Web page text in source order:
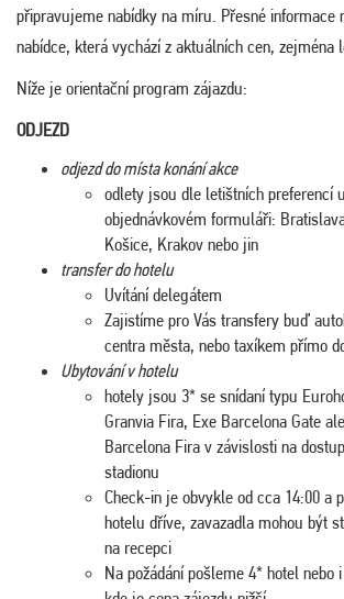
připravujeme nabídky na míru. Přesné informace
nabídce, která vychází z aktuálních cen, zejména
Níže je orientační program zájazdu:
ODJEZD
odjezd do místa konání akce
odlety jsou dle letištních preferencí
objednávkovém formuláři:
Košice, Krakov nebo jin
transfer do hotelu
Uvítání delegátem
Zajistíme pro Vás transfery buď
centra města, nebo taxíkem přímo
Ubytování v hotelu
hotely jsou 3* se snídaní typu
Granvia Fira, Exe Barcelona Gate
Barcelona Fira v závislosti na
stadionu
Check-in je obvykle od cca 14:00 a
hotelu dříve, zavazadla mohou být
na recepci
Na požádání pošleme 4* hotel nebo